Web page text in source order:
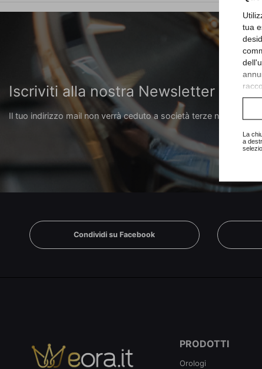
tua
La
a
Iscriviti alla nostra Newsletter o al
Il tuo indirizzo mail non verrà ceduto a società terze ne riceverai
Condividi su Facebook
PRODOTTI
Orologi